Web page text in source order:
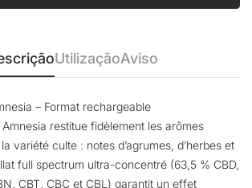
UtilizaçãoAviso
– Format rechargeable
restitue fidèlement les arômes
variété culte : notes d’agrumes, d’herbes et
full spectrum ultra-concentré (63,5 % CBD,
CBT, CBC et CBL) garantit un effet